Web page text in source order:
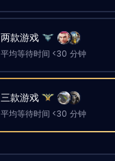
两款游戏
平均等待时间 <30 分钟
三款游戏
平均等待时间 <30 分钟